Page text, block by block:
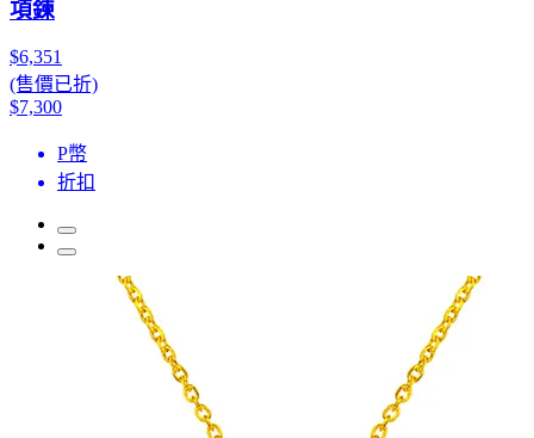
項鍊
$6,351
(售價已折)
$7,300
P幣
折扣